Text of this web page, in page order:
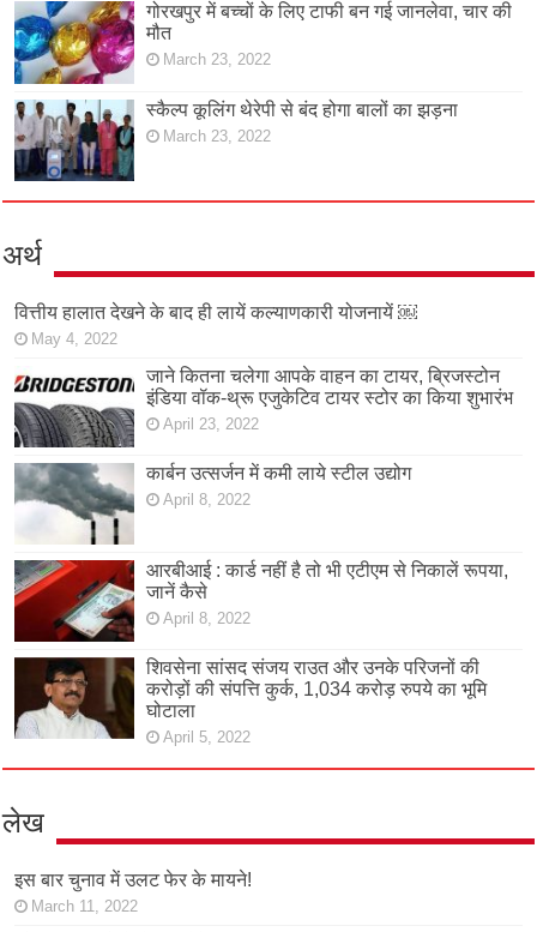
गोरखपुर में बच्चों के लिए टाफी बन गई जानलेवा, चार की
मौत
March 23, 2022
स्कैल्प कूलिंग थेरेपी से बंद होगा बालों का झड़ना
March 23, 2022
अर्थ
वित्तीय हालात देखने के बाद ही लायें कल्याणकारी योजनायें ￼
May 4, 2022
जाने कितना चलेगा आपके वाहन का टायर, ब्रिजस्टोन
इंडिया वॉक-थ्रू एजुकेटिव टायर स्टोर का किया शुभारंभ
April 23, 2022
कार्बन उत्सर्जन में कमी लाये स्टील उद्योग
April 8, 2022
आरबीआई : कार्ड नहीं है तो भी एटीएम से निकालें रूपया,
जानें कैसे
April 8, 2022
शिवसेना सांसद संजय राउत और उनके परिजनों की
करोड़ों की संपत्ति कुर्क, 1,034 करोड़ रुपये का भूमि
घोटाला
April 5, 2022
लेख
इस बार चुनाव में उलट फेर के मायने!
March 11, 2022